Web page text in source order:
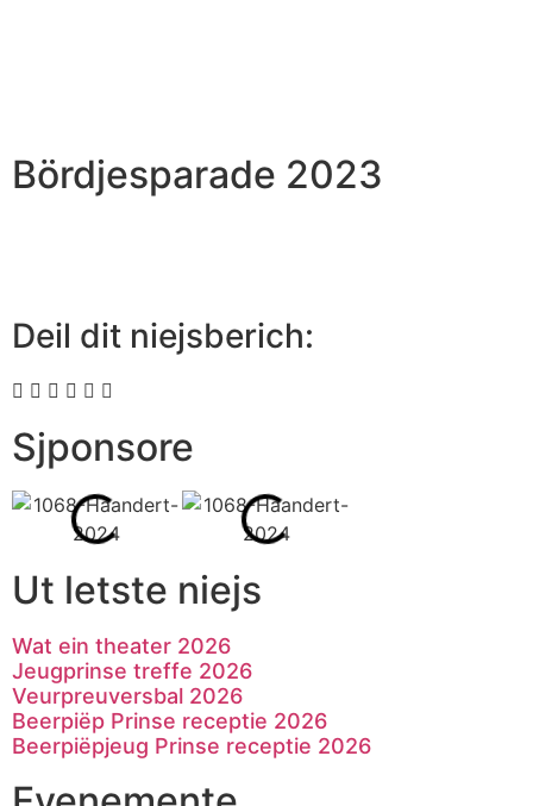
Bördjesparade 2023
Deil dit niejsberich:
Sjponsore
Ut letste niejs
Wat ein theater 2026
Jeugprinse treffe 2026
Veurpreuversbal 2026
Beerpiëp Prinse receptie 2026
Beerpiëpjeug Prinse receptie 2026